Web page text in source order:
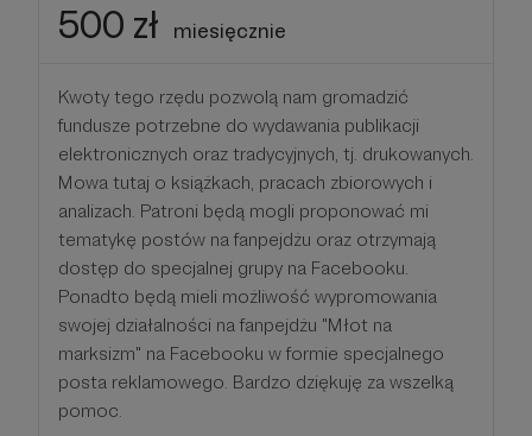
500 zł miesięcznie
Kwoty tego rzędu pozwolą nam gromadzić
fundusze potrzebne do wydawania publikacji
elektronicznych oraz tradycyjnych, tj. drukowanych.
Mowa tutaj o książkach, pracach zbiorowych i
analizach. Patroni będą mogli proponować mi
tematykę postów na fanpejdżu oraz otrzymają
dostęp do specjalnej grupy na Facebooku.
Ponadto będą mieli możliwość wypromowania
swojej działalności na fanpejdżu "Młot na
marksizm" na Facebooku w formie specjalnego
posta reklamowego. Bardzo dziękuję za wszelką
pomoc.